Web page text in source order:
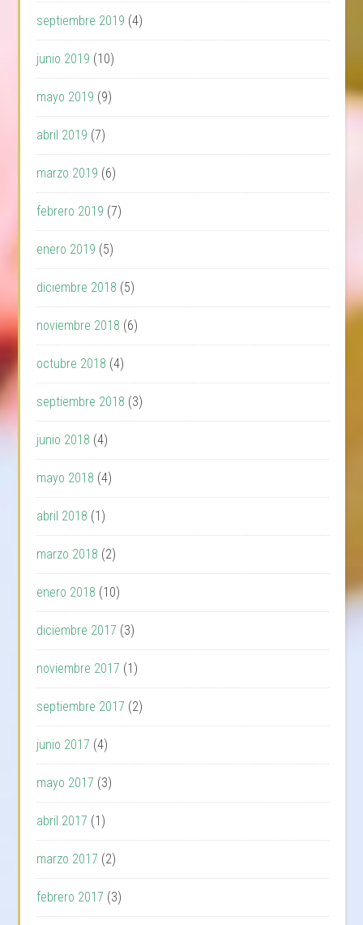
septiembre 2019 (4)
junio 2019 (10)
mayo 2019 (9)
abril 2019 (7)
marzo 2019 (6)
febrero 2019 (7)
enero 2019 (5)
diciembre 2018 (5)
noviembre 2018 (6)
octubre 2018 (4)
septiembre 2018 (3)
junio 2018 (4)
mayo 2018 (4)
abril 2018 (1)
marzo 2018 (2)
enero 2018 (10)
diciembre 2017 (3)
noviembre 2017 (1)
septiembre 2017 (2)
junio 2017 (4)
mayo 2017 (3)
abril 2017 (1)
marzo 2017 (2)
febrero 2017 (3)